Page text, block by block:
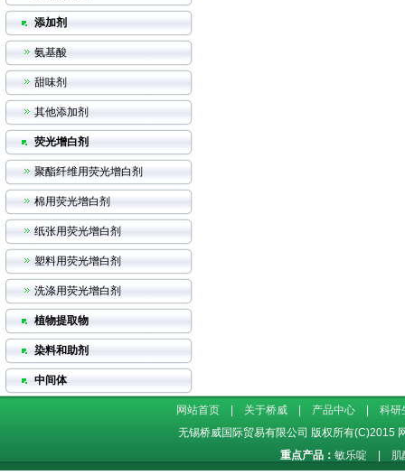
添加剂
氨基酸
甜味剂
其他添加剂
荧光增白剂
聚酯纤维用荧光增白剂
棉用荧光增白剂
纸张用荧光增白剂
塑料用荧光增白剂
洗涤用荧光增白剂
植物提取物
染料和助剂
中间体
网站首页 关于桥威 产品中心
科研
无锡桥威国际贸易有限公司 版权所有(C)2015
重点产品： 敏乐啶 肌